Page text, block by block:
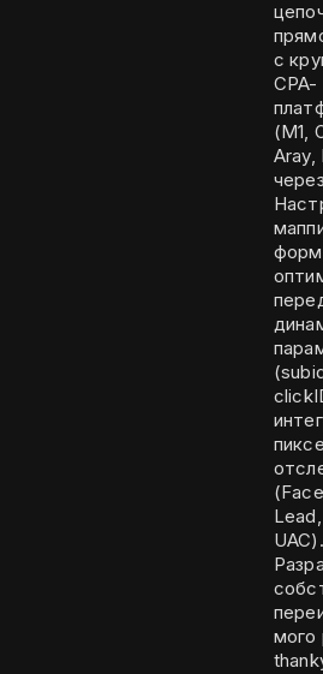
с
CPA-
(M1,
Aray,
UAC).
мого